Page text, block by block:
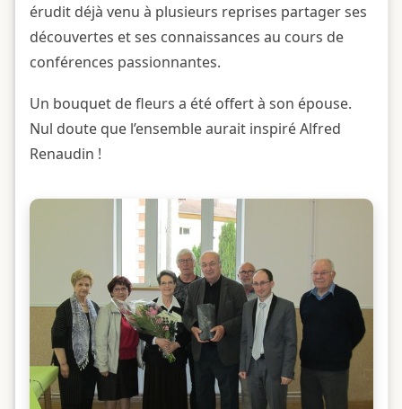
érudit déjà venu à plusieurs reprises partager ses
découvertes et ses connaissances au cours de
conférences passionnantes.
Un bouquet de fleurs a été offert à son épouse.
Nul doute que l’ensemble aurait inspiré Alfred
Renaudin !